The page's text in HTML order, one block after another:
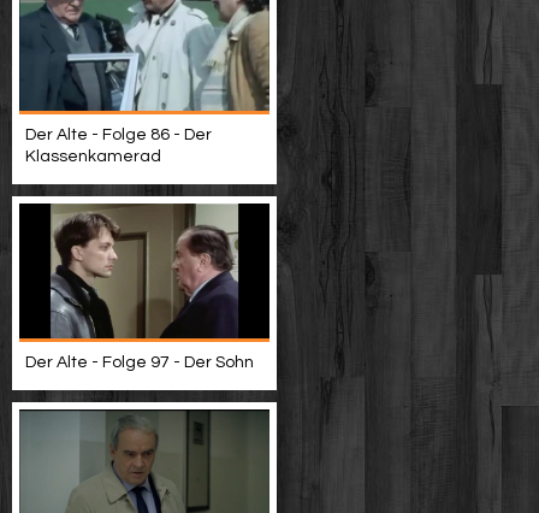
Der Alte - Folge 86 - Der
Klassenkamerad
Der Alte - Folge 97 - Der Sohn